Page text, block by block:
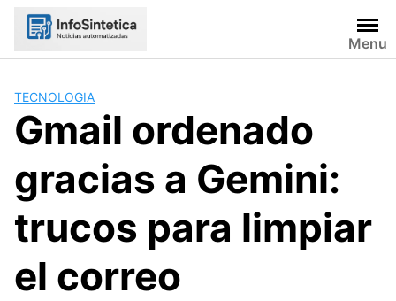
Skip
Menu
TECNOLOGIA
Gmail ordenado
gracias a Gemini:
trucos para limpiar
el correo